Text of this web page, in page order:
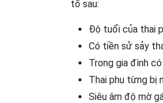
tố sau:
Độ tuổi của thai
Có tiền sử sảy
Trong gia đình
Thai phụ từng bị
Siêu âm độ mờ